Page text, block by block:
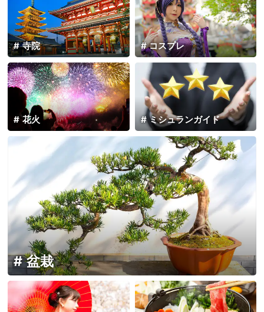
寺院 コスプレ
花火 ミシュランガイド
盆栽